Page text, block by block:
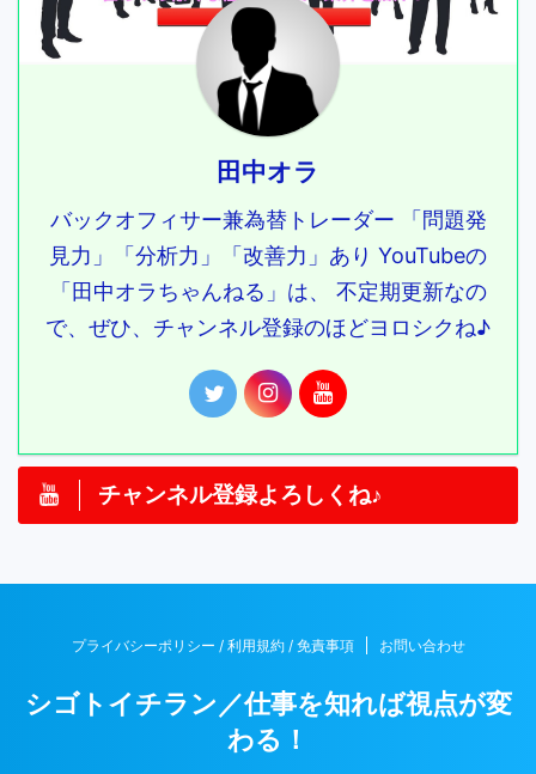
田中オラ
バックオフィサー兼為替トレーダー 「問題発
見力」「分析力」「改善力」あり YouTubeの
「田中オラちゃんねる」は、 不定期更新なの
で、ぜひ、チャンネル登録のほどヨロシクね♪
チャンネル登録よろしくね♪
プライバシーポリシー / 利用規約 / 免責事項 お問い合わせ
シゴトイチラン／仕事を知れば視点が変
わる！